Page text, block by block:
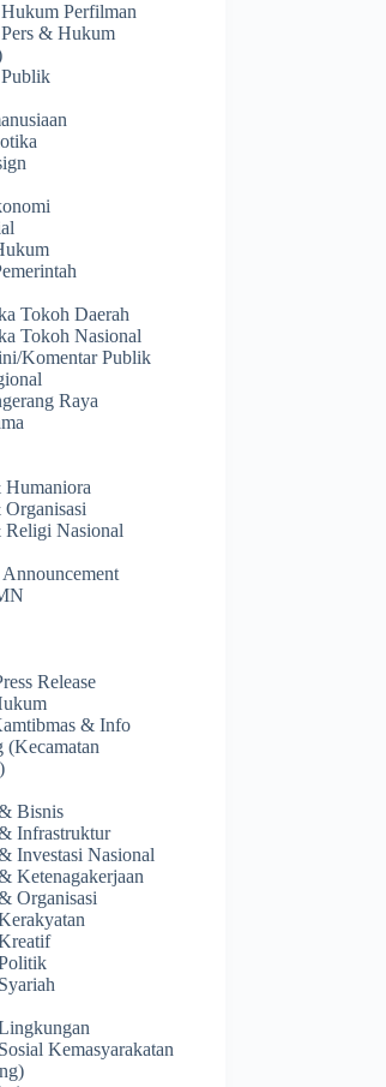
Perfilman
& Hukum
Tokoh Daerah
Tokoh Nasional
Komentar Publik
Raya
Religi Nasional
Release
& Info
(Kecamatan
Bisnis
Infrastruktur
Investasi Nasional
Ketenagakerjaan
Organisasi
Kemasyarakatan